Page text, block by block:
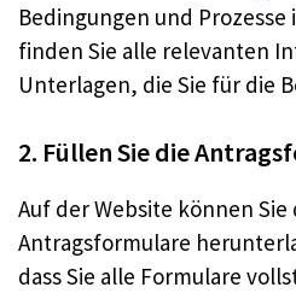
Bedingungen und
finden Sie alle relevanten
Unterlagen, die Sie für die
2. Füllen Sie die
Auf der Website können
Antragsformulare
dass Sie alle Formulare